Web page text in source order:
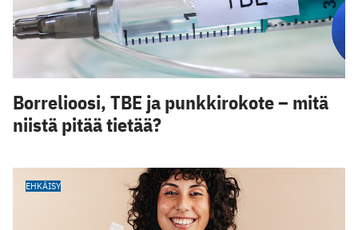
Borrelioosi, TBE ja punkkirokote – mitä
niistä pitää tietää?
EHKÄISY